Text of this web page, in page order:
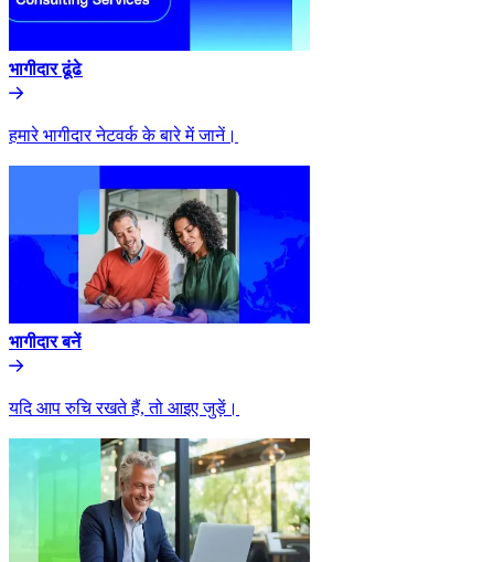
भागीदार ढूंढे​​
हमारे भागीदार नेटवर्क के बारे में जानें।​​
भागीदार बनें​​
यदि आप रुचि रखते हैं, तो आइए जुड़ें।​​